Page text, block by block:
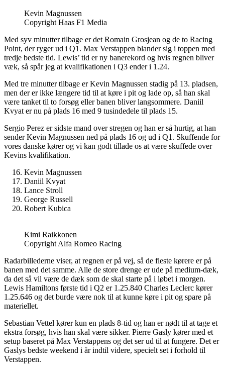
Kevin Magnussen
Copyright Haas F1 Media
Med syv minutter tilbage er det Romain Grosjean og de to Racing
Point, der ryger ud i Q1. Max Verstappen blander sig i toppen med
tredje bedste tid. Lewis’ tid er ny banerekord og hvis regnen bliver
væk, så spår jeg at kvalifikationen i Q3 ender i 1.24.
Med tre minutter tilbage er Kevin Magnussen stadig på 13. pladsen,
men der er ikke længere tid til at køre i pit og lade op, så han skal
være tanket til to forsøg eller banen bliver langsommere. Daniil
Kvyat er nu på plads 16 med 9 tusindedele til plads 15.
Sergio Perez er sidste mand over stregen og han er så hurtig, at han
sender Kevin Magnussen ned på plads 16 og ud i Q1. Skuffende for
vores danske kører og vi kan godt tillade os at være skuffede over
Kevins kvalifikation.
Kevin Magnussen
Daniil Kvyat
Lance Stroll
George Russell
Robert Kubica
Kimi Raikkonen
Copyright Alfa Romeo Racing
Radarbillederne viser, at regnen er på vej, så de fleste kørere er på
banen med det samme. Alle de store drenge er ude på medium-dæk,
da det så vil være de dæk som de skal starte på i løbet i morgen.
Lewis Hamiltons første tid i Q2 er 1.25.840 Charles Leclerc kører
1.25.646 og det burde være nok til at kunne køre i pit og spare på
materiellet.
Sebastian Vettel kører kun en plads 8-tid og han er nødt til at tage et
ekstra forsøg, hvis han skal være sikker. Pierre Gasly kører med et
setup baseret på Max Verstappens og det ser ud til at fungere. Det er
Gaslys bedste weekend i år indtil videre, specielt set i forhold til
Verstappen.